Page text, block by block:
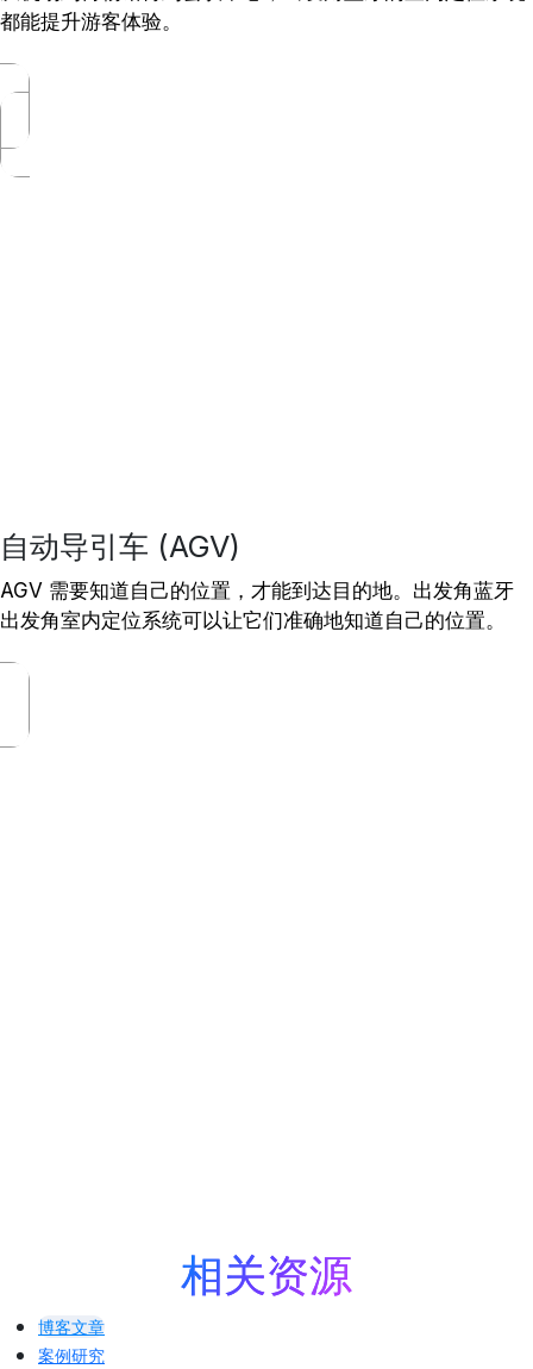
都能提升游客体验。
自动导引车 (AGV)
AGV 需要知道自己的位置，才能到达目的地。出发角蓝牙
出发角室内定位系统可以让它们准确地知道自己的位置。
相关资源
博客文章
案例研究